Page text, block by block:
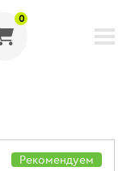
0
Рекомендуем